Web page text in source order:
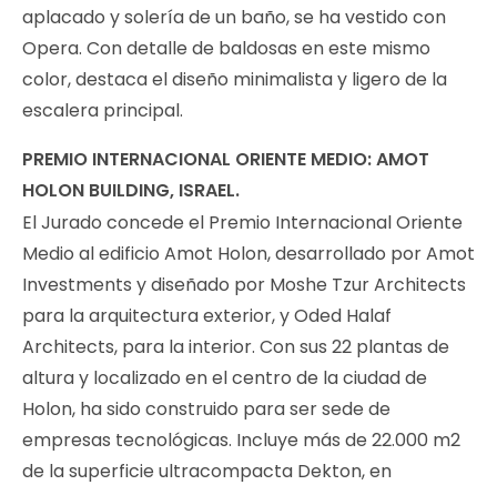
aplacado y solería de un baño, se ha vestido con
Opera. Con detalle de baldosas en este mismo
color, destaca el diseño minimalista y ligero de la
escalera principal.
PREMIO INTERNACIONAL ORIENTE MEDIO: AMOT
HOLON BUILDING, ISRAEL.
El Jurado concede el Premio Internacional Oriente
Medio al edificio Amot Holon, desarrollado por Amot
Investments y diseñado por Moshe Tzur Architects
para la arquitectura exterior, y Oded Halaf
Architects, para la interior. Con sus 22 plantas de
altura y localizado en el centro de la ciudad de
Holon, ha sido construido para ser sede de
empresas tecnológicas. Incluye más de 22.000 m2
de la superficie ultracompacta Dekton, en